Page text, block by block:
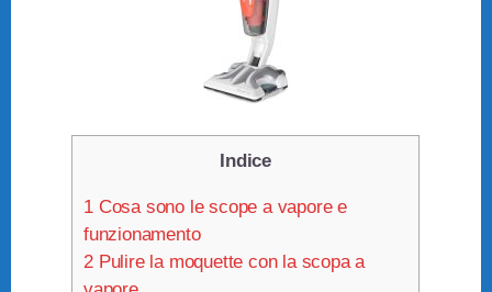
Indice
1Cosa sono le scope a vapore e
funzionamento
2Pulire la moquette con la scopa a